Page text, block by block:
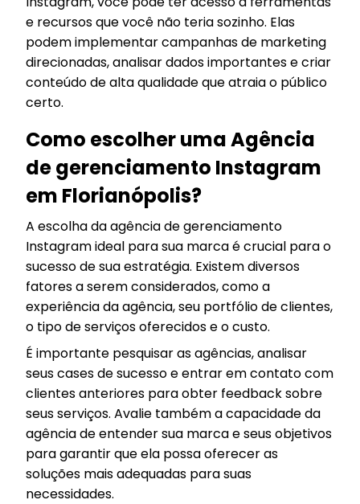
e recursos que você não teria sozinho. Elas
podem implementar campanhas de marketing
direcionadas, analisar dados importantes e criar
conteúdo de alta qualidade que atraia o público
certo.
Como escolher uma Agência
de gerenciamento Instagram
em Florianópolis?
A escolha da agência de gerenciamento
Instagram ideal para sua marca é crucial para o
sucesso de sua estratégia. Existem diversos
fatores a serem considerados, como a
experiência da agência, seu portfólio de clientes,
o tipo de serviços oferecidos e o custo.
É importante pesquisar as agências, analisar
seus cases de sucesso e entrar em contato com
clientes anteriores para obter feedback sobre
seus serviços. Avalie também a capacidade da
agência de entender sua marca e seus objetivos
para garantir que ela possa oferecer as
soluções mais adequadas para suas
necessidades.